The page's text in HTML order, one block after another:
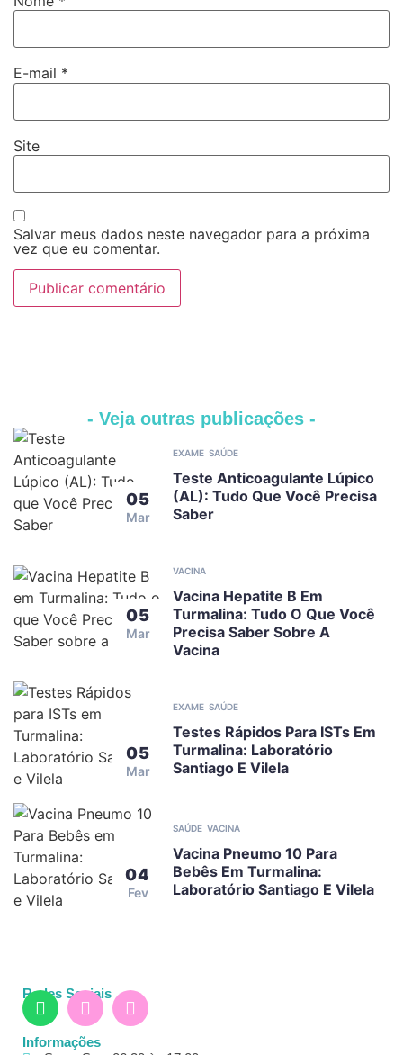
E-mail *
Site
Salvar meus dados neste navegador para a próxima
vez que eu comentar.
- Veja outras publicações -
05
Mar
EXAME SAÚDE
Teste Anticoagulante Lúpico
(AL): Tudo Que Você Precisa
Saber
05
Mar
VACINA
Vacina Hepatite B Em
Turmalina: Tudo O Que Você
Precisa Saber Sobre A
Vacina
05
Mar
EXAME SAÚDE
Testes Rápidos Para ISTs Em
Turmalina: Laboratório
Santiago E Vilela
04
Fev
SAÚDE VACINA
Vacina Pneumo 10 Para
Bebês Em Turmalina:
Laboratório Santiago E Vilela
Redes Sociais
Informações